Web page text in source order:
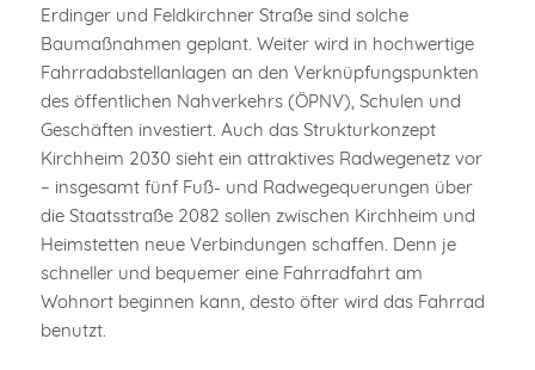
Erdinger und Feldkirchner Straße sind solche
Baumaßnahmen geplant. Weiter wird in hochwertige
Fahrradabstellanlagen an den Verknüpfungspunkten
des öffentlichen Nahverkehrs (ÖPNV), Schulen und
Geschäften investiert. Auch das Strukturkonzept
Kirchheim 2030 sieht ein attraktives Radwegenetz vor
– insgesamt fünf Fuß- und Radwegequerungen über
die Staatsstraße 2082 sollen zwischen Kirchheim und
Heimstetten neue Verbindungen schaffen. Denn je
schneller und bequemer eine Fahrradfahrt am
Wohnort beginnen kann, desto öfter wird das Fahrrad
benutzt.